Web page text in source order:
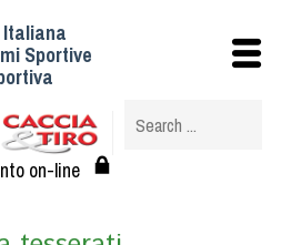
Italiana
Sportive
on-line
Istituzionale
Struttura
Albo Veterinari federali
Tesseramento e Affiliazioni